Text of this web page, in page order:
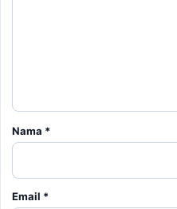
Simpan nama, email, dan